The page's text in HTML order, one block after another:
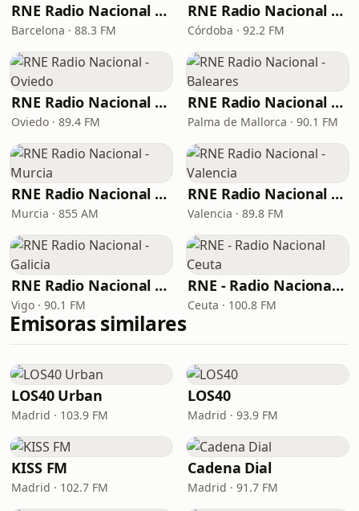
RNE Radio Nacional - Cataluña
Barcelona · 88.3 FM
RNE Radio Nacional - Andalucía
Córdoba · 92.2 FM
RNE Radio Nacional - Oviedo
Oviedo · 89.4 FM
RNE Radio Nacional - Baleares
Palma de Mallorca · 90.1 FM
RNE Radio Nacional - Murcia
Murcia · 855 AM
RNE Radio Nacional - Valencia
Valencia · 89.8 FM
RNE Radio Nacional - Galicia
Vigo · 90.1 FM
RNE - Radio Nacional Ceuta
Ceuta · 100.8 FM
Emisoras similares
LOS40 Urban
Madrid · 103.9 FM
LOS40
Madrid · 93.9 FM
KISS FM
Madrid · 102.7 FM
Cadena Dial
Madrid · 91.7 FM